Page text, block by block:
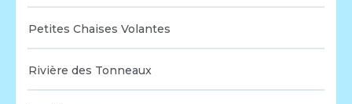
Petites Chaises Volantes
Rivière des Tonneaux